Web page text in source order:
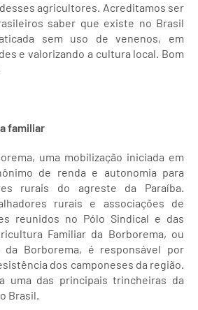
agricultores. Acreditamos ser
saber que existe no Brasil
sem uso de venenos, em
e valorizando a cultura local. Bom
familiar
uma mobilização iniciada em
de renda e autonomia para
rurais do agreste da Paraíba.
rurais e associações de
reunidos no Pólo Sindical e das
Familiar da Borborema, ou
da Borborema, é responsável por
dos camponeses da região.
uma das principais trincheiras da
Brasil.